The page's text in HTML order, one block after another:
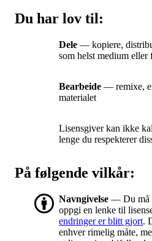
Du har lov til:
Dele — kopiere,
som helst medium eller
Bearbeide — remixe,
materialet
Lisensgiver kan ikke
lenge du respekterer
På følgende vilkår:
Navngivelse — Du må
oppgi en lenke til
endringer er blitt gjort.
enhver rimelig måte,